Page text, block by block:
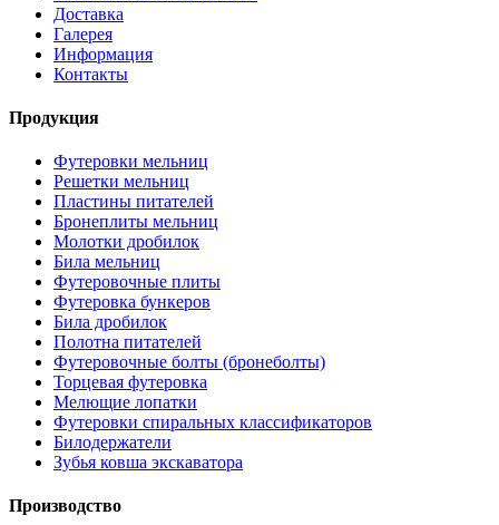
Доставка
Галерея
Информация
Контакты
Продукция
Футеровки мельниц
Решетки мельниц
Пластины питателей
Бронеплиты мельниц
Молотки дробилок
Била мельниц
Футеровочные плиты
Футеровка бункеров
Била дробилок
Полотна питателей
Футеровочные болты (бронеболты)
Торцевая футеровка
Мелющие лопатки
Футеровки спиральных классификаторов
Билодержатели
Зубья ковша экскаватора
Производство